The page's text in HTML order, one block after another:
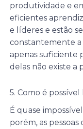
produtividade e
eficientes
e líderes e estão
constantemente a
apenas suficiente
delas não existe a
5. Como é
É quase
porém, as